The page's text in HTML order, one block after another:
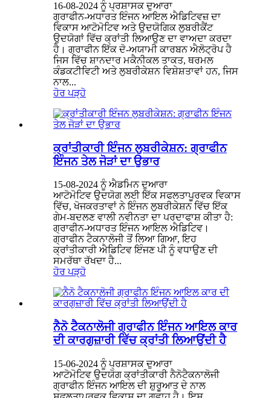
16-08-2024 ਨੂੰ ਪ੍ਰਸ਼ਾਸਕ ਦੁਆਰਾ
ਗ੍ਰਾਫੀਨ-ਅਧਾਰਤ ਇੰਜਨ ਆਇਲ ਐਡਿਟਿਵਜ਼ ਦਾ
ਵਿਕਾਸ ਆਟੋਮੋਟਿਵ ਅਤੇ ਉਦਯੋਗਿਕ ਲੁਬਰੀਕੈਂਟ
ਉਦਯੋਗਾਂ ਵਿੱਚ ਕ੍ਰਾਂਤੀ ਲਿਆਉਣ ਦਾ ਵਾਅਦਾ ਕਰਦਾ
ਹੈ। ਗ੍ਰਾਫੀਨ ਇੱਕ ਦੋ-ਅਯਾਮੀ ਕਾਰਬਨ ਐਲੋਟ੍ਰੋਪ ਹੈ
ਜਿਸ ਵਿੱਚ ਸ਼ਾਨਦਾਰ ਮਕੈਨੀਕਲ ਤਾਕਤ, ਥਰਮਲ
ਕੰਡਕਟੀਵਿਟੀ ਅਤੇ ਲੁਬਰੀਕੇਸ਼ਨ ਵਿਸ਼ੇਸ਼ਤਾਵਾਂ ਹਨ, ਜਿਸ
ਨਾਲ...
ਹੋਰ ਪੜ੍ਹੋ
ਕ੍ਰਾਂਤੀਕਾਰੀ ਇੰਜਨ ਲੁਬਰੀਕੇਸ਼ਨ: ਗ੍ਰਾਫੀਨ
ਇੰਜਨ ਤੇਲ ਜੋੜਾਂ ਦਾ ਉਭਾਰ
15-08-2024 ਨੂੰ ਐਡਮਿਨ ਦੁਆਰਾ
ਆਟੋਮੋਟਿਵ ਉਦਯੋਗ ਲਈ ਇੱਕ ਸਫਲਤਾਪੂਰਵਕ ਵਿਕਾਸ
ਵਿੱਚ, ਖੋਜਕਰਤਾਵਾਂ ਨੇ ਇੰਜਨ ਲੁਬਰੀਕੇਸ਼ਨ ਵਿੱਚ ਇੱਕ
ਗੇਮ-ਬਦਲਣ ਵਾਲੀ ਨਵੀਨਤਾ ਦਾ ਪਰਦਾਫਾਸ਼ ਕੀਤਾ ਹੈ:
ਗ੍ਰਾਫੀਨ-ਅਧਾਰਤ ਇੰਜਨ ਆਇਲ ਐਡਿਟਿਵ।
ਗ੍ਰਾਫੀਨ ਟੈਕਨਾਲੋਜੀ ਤੋਂ ਲਿਆ ਗਿਆ, ਇਹ
ਕ੍ਰਾਂਤੀਕਾਰੀ ਐਡਿਟਿਵ ਇੰਜਣ ਪੀ ਨੂੰ ਵਧਾਉਣ ਦੀ
ਸਮਰੱਥਾ ਰੱਖਦਾ ਹੈ...
ਹੋਰ ਪੜ੍ਹੋ
ਨੈਨੋ ਟੈਕਨਾਲੋਜੀ ਗ੍ਰਾਫੀਨ ਇੰਜਨ ਆਇਲ ਕਾਰ
ਦੀ ਕਾਰਗੁਜ਼ਾਰੀ ਵਿੱਚ ਕ੍ਰਾਂਤੀ ਲਿਆਉਂਦੀ ਹੈ
15-06-2024 ਨੂੰ ਪ੍ਰਸ਼ਾਸਕ ਦੁਆਰਾ
ਆਟੋਮੋਟਿਵ ਉਦਯੋਗ ਕ੍ਰਾਂਤੀਕਾਰੀ ਨੈਨੋਟੈਕਨਾਲੋਜੀ
ਗ੍ਰਾਫੀਨ ਇੰਜਨ ਆਇਲ ਦੀ ਸ਼ੁਰੂਆਤ ਦੇ ਨਾਲ